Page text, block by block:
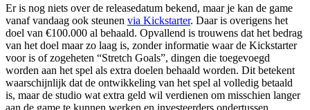
Er is nog niets over de releasedatum bekend, maar je kan de game
vanaf vandaag ook steunen via Kickstarter. Daar is overigens het
doel van €100.000 al behaald. Opvallend is trouwens dat het bedrag
van het doel maar zo laag is, zonder informatie waar de Kickstarter
voor is of zogeheten “Stretch Goals”, dingen die toegevoegd
worden aan het spel als extra doelen behaald worden. Dit betekent
waarschijnlijk dat de ontwikkeling van het spel al volledig betaald
is, maar de studio wat extra geld wil verdienen om misschien langer
aan de game te kunnen werken en investeerders ondertussen